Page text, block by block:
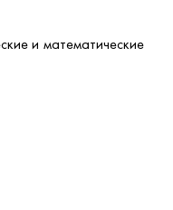
и математические